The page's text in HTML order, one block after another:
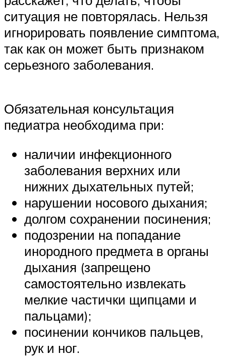
ситуация не повторялась. Нельзя
игнорировать появление симптома,
так как он может быть признаком
серьезного заболевания.
Обязательная консультация
педиатра необходима при:
наличии инфекционного
заболевания верхних или
нижних дыхательных путей;
нарушении носового дыхания;
долгом сохранении посинения;
подозрении на попадание
инородного предмета в органы
дыхания (запрещено
самостоятельно извлекать
мелкие частички щипцами и
пальцами);
посинении кончиков пальцев,
рук и ног.